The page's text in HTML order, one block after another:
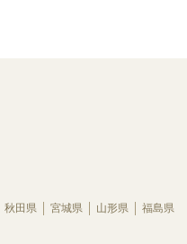
秋田県 宮城県 山形県 福島県